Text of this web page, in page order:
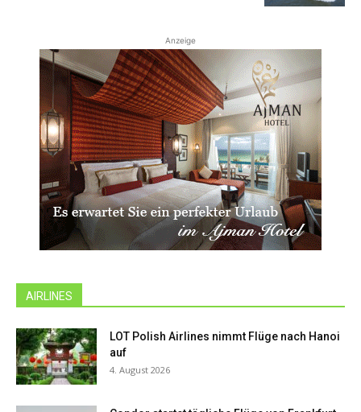
Anzeige
AIRLINES
LOT Polish Airlines nimmt Flüge nach Hanoi
auf
4. August 2026